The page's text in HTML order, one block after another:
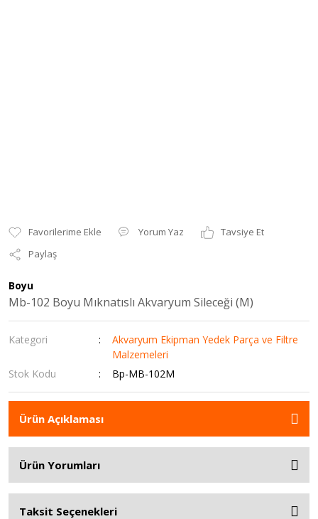
Yorum Yaz
Tavsiye Et
Paylaş
Boyu
Mb-102 Boyu Mıknatıslı Akvaryum Sileceği (M)
Kategori
Akvaryum Ekipman Yedek Parça ve Filtre
Malzemeleri
Stok Kodu
Bp-MB-102M
Ürün Açıklaması
Ürün Yorumları
Taksit Seçenekleri